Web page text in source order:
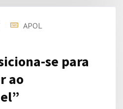
APOL
se para
ao